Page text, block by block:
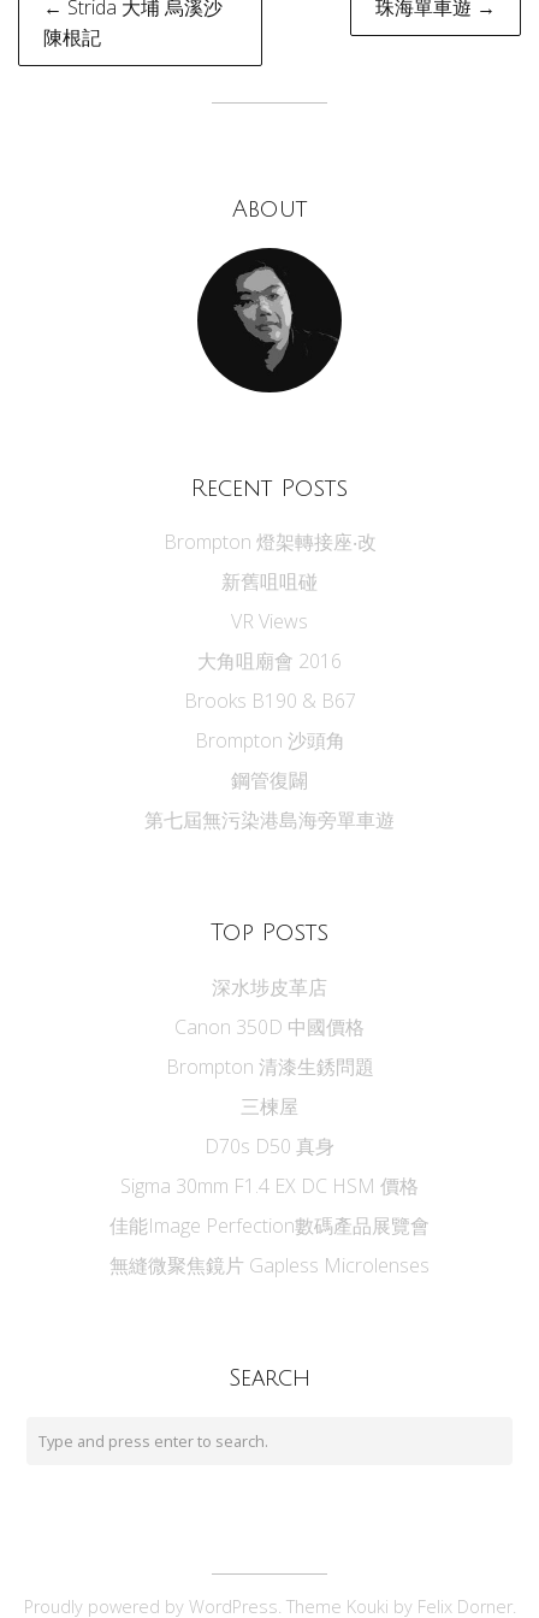
navigation
← Strida 大埔 烏溪沙
陳根記
珠海單車遊 →
About
Recent Posts
Brompton 燈架轉接座‧改
新舊咀咀碰
VR Views
大角咀廟會 2016
Brooks B190 & B67
Brompton 沙頭角
鋼管復闢
第七屆無污染港島海旁單車遊
Top Posts
深水埗皮革店
Canon 350D 中國價格
Brompton 清漆生銹問題
三楝屋
D70s D50 真身
Sigma 30mm F1.4 EX DC HSM 價格
佳能Image Perfection數碼產品展覽會
無縫微聚焦鏡片 Gapless Microlenses
Search
Proudly powered by WordPress . Theme Kouki by Felix Dorner.